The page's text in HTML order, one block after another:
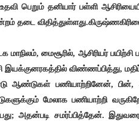
உதவி பெறும் தனியார் பள்ளி
தடை
மாநிலம், மைசூரில், ஆசிரியர்
இயக்குனரகத்தில் விண்ணப்பித்து,
ஆண்டுகள் பணியாற்றினேன், பின்,
மேலாக பணியாற்றி
அதன்படி சமர்ப்பித்தேன்.